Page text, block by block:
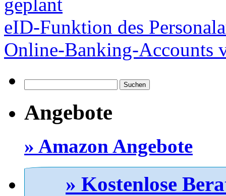
eID-Funktion des
Online-Banking-Accounts
nach:
Angebote
» Amazon Angebote
» Kostenlose